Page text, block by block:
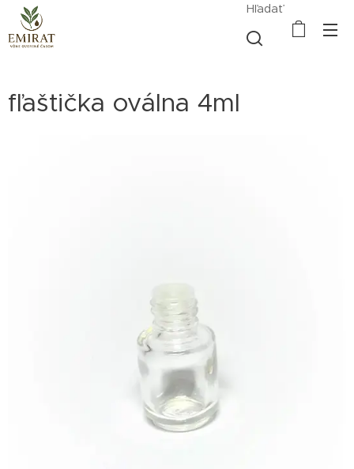
Hľadať
fľaštička oválna 4ml